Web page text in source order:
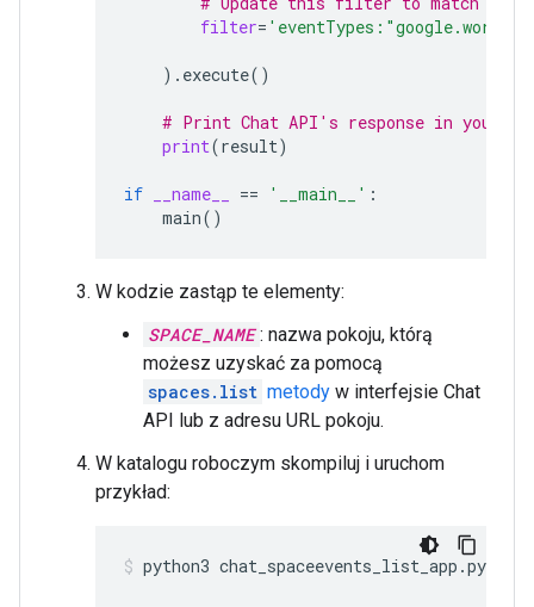
filter=
) . execute()
# Print Chat API's response in your
print(result)
if __name__ == '__main__' :
main()
W kodzie zastąp te elementy:
SPACE_NAME : nazwa pokoju, którą
możesz uzyskać za pomocą
spaces.list metody w interfejsie Chat
API lub z adresu URL pokoju.
W katalogu roboczym skompiluj i uruchom
przykład:
python3 chat_spaceevents_list_app.py